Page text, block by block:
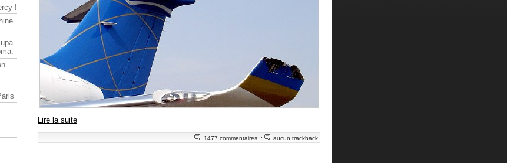
Lire la suite
1477 commentaires :: aucun trackback
!